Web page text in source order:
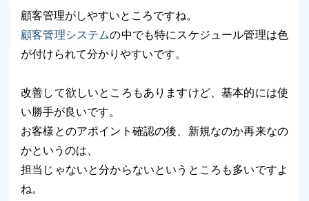
顧客管理がしやすいところですね。
顧客管理システムの中でも特にスケジュール管理は色
が付けられて分かりやすいです。
改善して欲しいところもありますけど、基本的には使
い勝手が良いです。
お客様とのアポイント確認の後、新規なのか再来なの
かというのは、
担当じゃないと分からないというところも多いですよ
ね。